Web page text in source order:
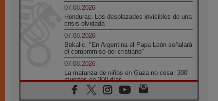
07.08.2026
Honduras: Los desplazados invisibles de una
crisis olvidada
07.08.2026
Bokalic: "En Argentina el Papa León señalará
el compromiso del cristiano"
07.08.2026
La matanza de niños en Gaza no cesa: 300
muertos en 300 días
07.08.2026